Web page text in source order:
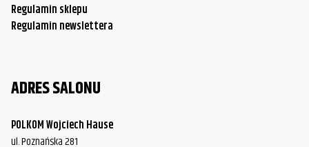
Regulamin sklepu
Regulamin newslettera
ADRES SALONU
POLKOM Wojciech Hause
ul. Poznańska 281